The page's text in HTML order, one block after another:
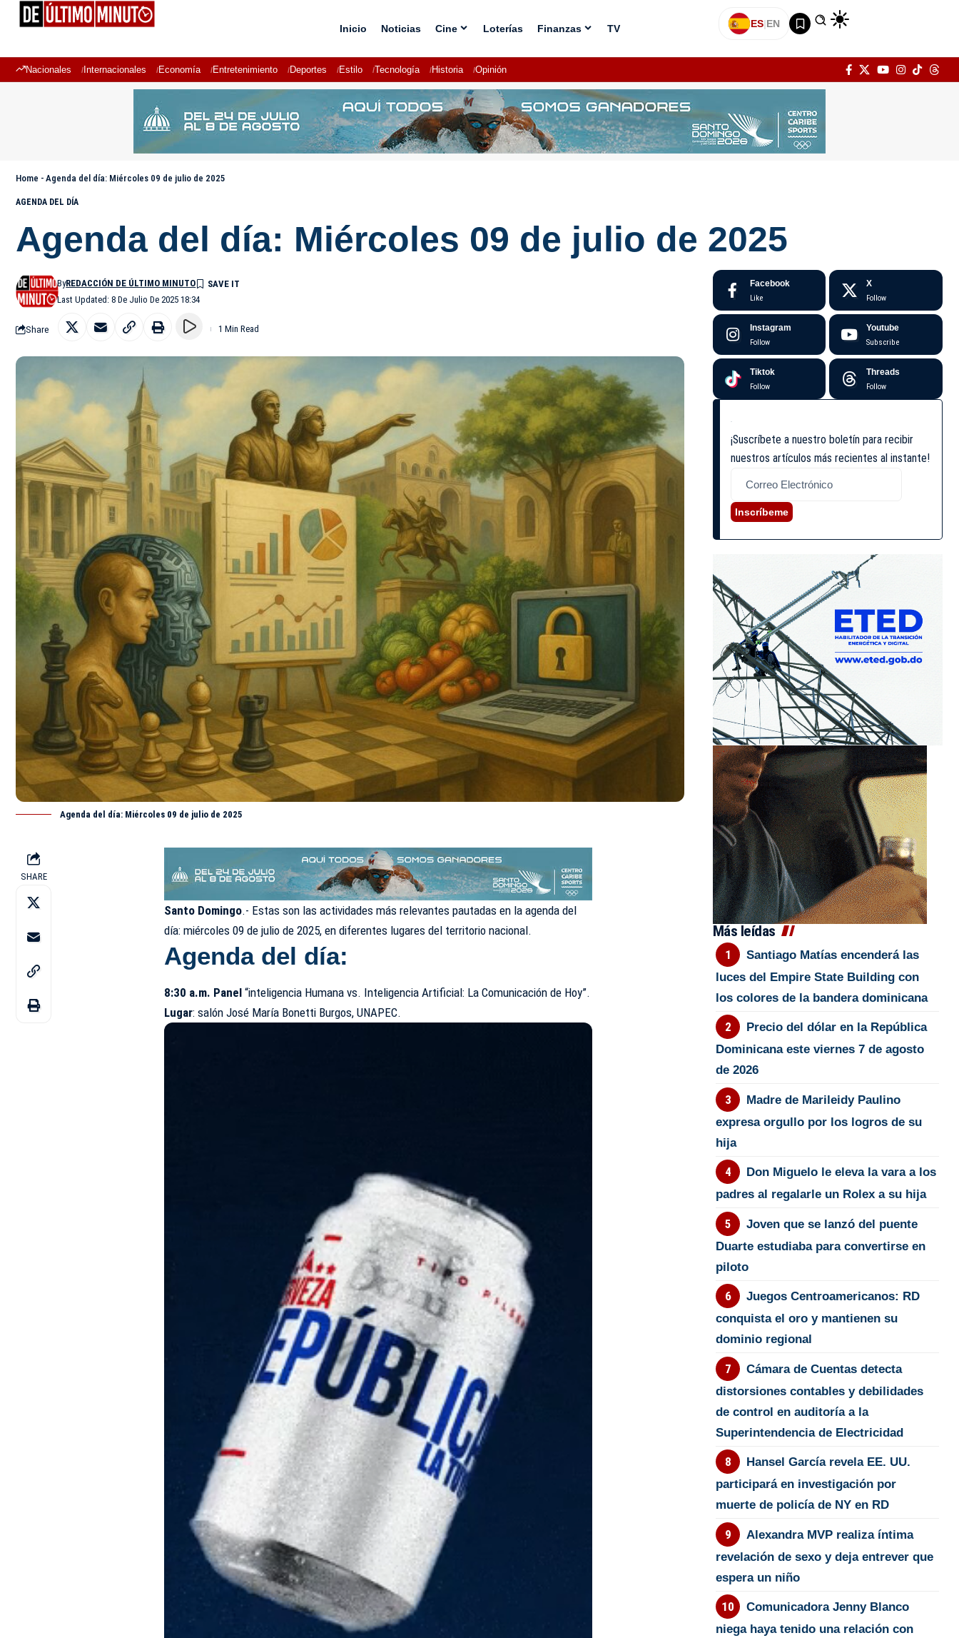
Inicio Noticias Cine Loterías Finanzas TV ES|EN
Nacionales Internacionales Economía Entretenimiento Deportes Estilo Tecnología Historia Opinión
Home - Agenda del día: Miércoles 09 de julio de 2025
AGENDA DEL DÍA
Agenda del día: Miércoles 09 de julio de 2025
Last Updated: 8 De Julio De 2025 18:34
ByREDACCIÓN DE ÚLTIMO MINUTO
Share 1 Min Read
Agenda del día: Miércoles 09 de julio de 2025
SHARE
Santo Domingo.- Estas son las actividades más relevantes pautadas en la agenda del
día:miércoles 09 de julio de 2025, en diferentes lugares del territorio nacional.
Agenda del día:
8:30 a.m. Panel “inteligencia Humana vs. Inteligencia Artificial: La Comunicación de Hoy”.
Lugar: salón José María Bonetti Burgos,UNAPEC.
Facebook
Like
X
Follow
Instagram
Follow
Youtube
Subscribe
Tiktok
Follow
Threads
Follow
¡Suscríbete a nuestro boletín para recibir
nuestros artículos más recientes al instante!
Inscríbeme
Más leídas
Santiago Matías encenderá las
luces del Empire State Building con
los colores de la bandera dominicana
Precio del dólar en la República
Dominicana este viernes 7 de agosto
de 2026
Madre de Marileidy Paulino
expresa orgullo por los logros de su
hija
Don Miguelo le eleva la vara a los
padres al regalarle un Rolex a su hija
Joven que se lanzó del puente
Duarte estudiaba para convertirse en
piloto
Juegos Centroamericanos: RD
conquista el oro y mantienen su
dominio regional
Cámara de Cuentas detecta
distorsiones contables y debilidades
de control en auditoría a la
Superintendencia de Electricidad
Hansel García revela EE. UU.
participará en investigación por
muerte de policía de NY en RD
Alexandra MVP realiza íntima
revelación de sexo y deja entrever que
espera un niño
Comunicadora Jenny Blanco
niega haya tenido una relación con